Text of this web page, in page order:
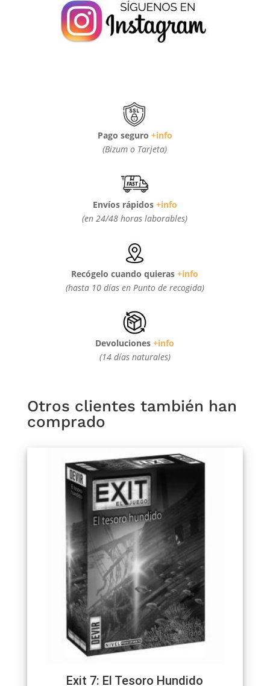
Pago seguro +info
(Bizum o Tarjeta)
Envíos rápidos +info
(en 24/48 horas laborables)
Recógelo cuando quieras+info
(hasta 10 días en Punto de recogida)
Devoluciones+info
(14 días naturales)
Otros clientes también han
comprado
Exit 7: El Tesoro Hundido